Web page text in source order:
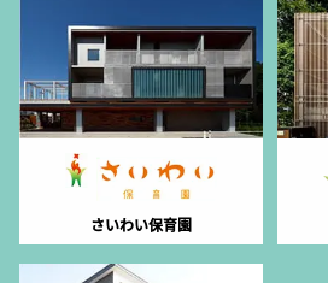
さいわい保育園